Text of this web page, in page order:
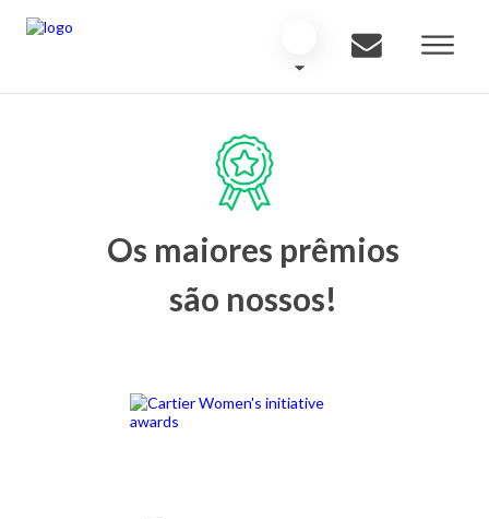
Os maiores prêmios
são nossos!